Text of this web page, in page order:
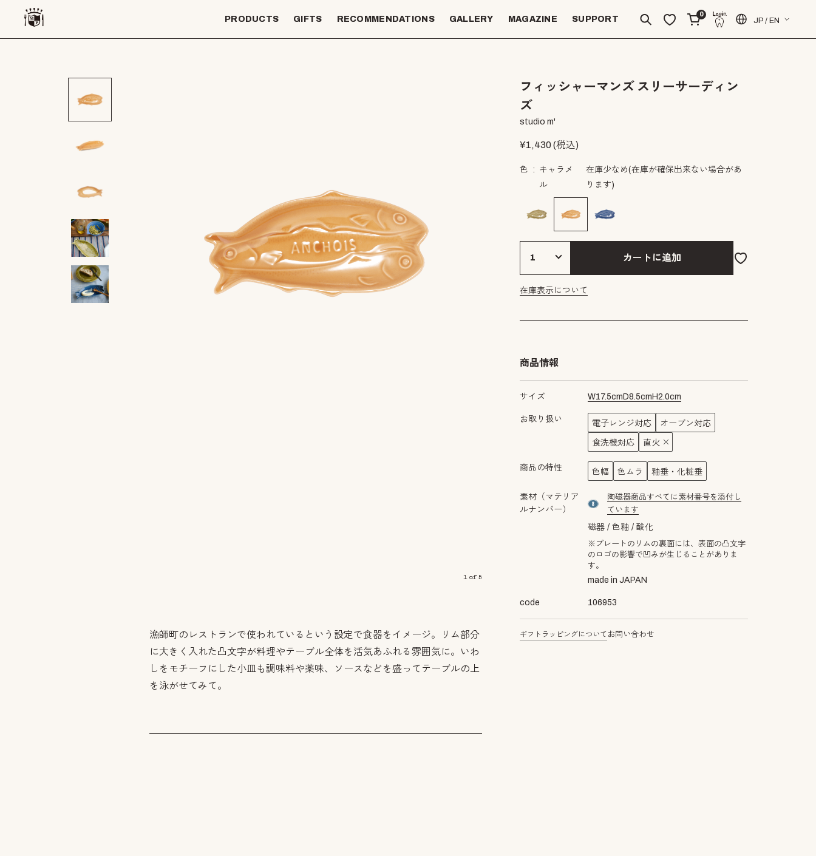
PRODUCTS GIFTS RECOMMENDATIONS GALLERY MAGAZINE SUPPORT
0
JP / EN
1of 5
フィッシャーマンズ スリーサーディン
ズ
studio m'
¥1,430(税込)
色
キャラメ
ル
在庫少なめ(在庫が確保出来ない場合があ
ります)
カートに追加
在庫表示について
商品情報
サイズ W17.5cm D8.5cm H2.0cm
お取り扱い 電子レンジ対応 オーブン対応
食洗機対応 直火
商品の特性 色幅 色ムラ 釉垂・化粧垂
素材（マテリア
ルナンバー）
material number8
陶磁器商品すべてに素材番号を添付し
ています
磁器 色釉 酸化
※プレートのリムの裏面には、表面の凸文字
のロゴの影響で凹みが生じることがありま
す。
made in JAPAN
code 106953
ギフトラッピングについて お問い合わせ
漁師町のレストランで使われているという設定で食器をイメージ。リム部分
に大きく入れた凸文字が料理やテーブル全体を活気あふれる雰囲気に。いわ
しをモチーフにした小皿も調味料や薬味、ソースなどを盛ってテーブルの上
を泳がせてみて。